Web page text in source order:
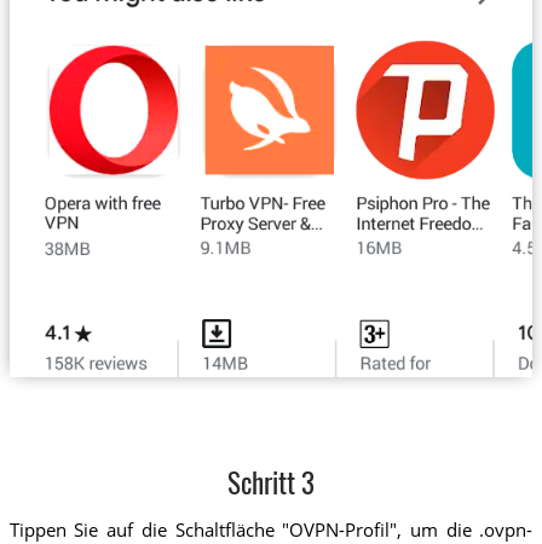
Schritt 3
Tippen Sie auf die Schaltfläche "OVPN-Profil", um die .ovpn-